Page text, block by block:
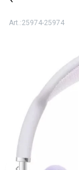
25974-25974